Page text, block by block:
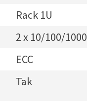
Rack 1U
2 x 10/100/
ECC
Tak